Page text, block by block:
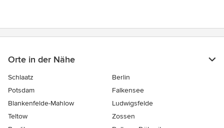
Orte in der Nähe
Schlaatz
Berlin
Potsdam
Falkensee
Blankenfelde-Mahlow
Ludwigsfelde
Teltow
Zossen